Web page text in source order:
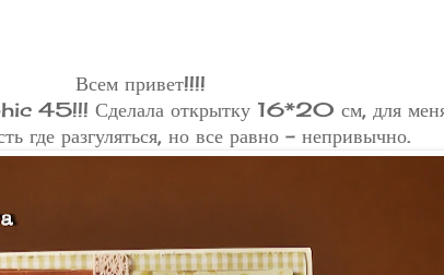
Всем привет!!!!
45!!! Сделала открытку 16*20 см, для меня
где разгуляться, но все равно - непривычно.